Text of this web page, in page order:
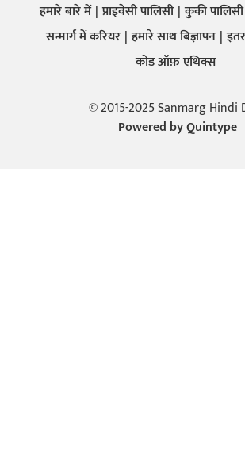
हमारे बारे में प्राइवेसी पालिसी कुकी पालिसी
सन्मार्ग में करियर हमारे साथ बिज्ञापन
कोड ऑफ़ एथिक्स
© 2015-2025 Sanmarg Hindi
Powered byQuintype